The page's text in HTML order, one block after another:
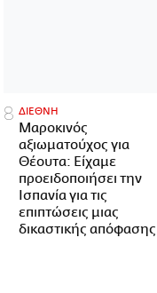
ΔΙΕΘΝΗ
Μαροκινός
αξιωματούχος για
Θέουτα: Είχαμε
προειδοποιήσει την
Ισπανία για τις
επιπτώσεις μιας
δικαστικής απόφασης